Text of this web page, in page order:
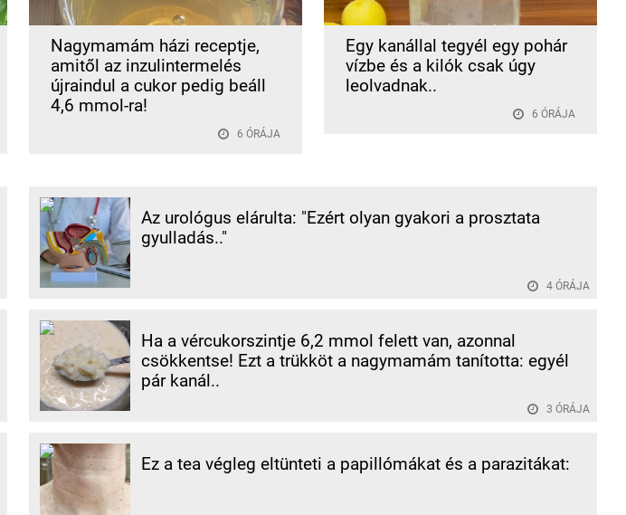
Nagymamám házi receptje,
amitől az inzulintermelés
újraindul a cukor pedig beáll
4,6 mmol-ra!
6 ÓRÁJA
Egy kanállal tegyél egy pohár
vízbe és a kilók csak úgy
leolvadnak..
6 ÓRÁJA
Az urológus elárulta: "Ezért olyan gyakori a prosztata
gyulladás.."
4 ÓRÁJA
Ha a vércukorszintje 6,2 mmol felett van, azonnal
csökkentse! Ezt a trükköt a nagymamám tanította: egyél
pár kanál..
3 ÓRÁJA
Ez a tea végleg eltünteti a papillómákat és a parazitákat: